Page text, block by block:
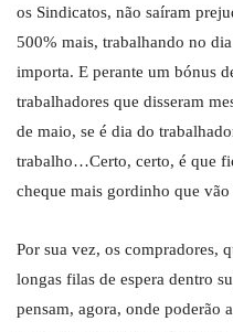
os Sindicatos, não saíram
500% mais, trabalhando no
importa. E perante um bónus
trabalhadores que disseram
de maio, se é dia do
trabalho…Certo, certo, é que
cheque mais gordinho que
Por sua vez, os compradores,
longas filas de espera dentro
pensam, agora, onde poderão